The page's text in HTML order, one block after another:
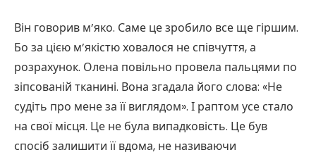
Він говорив м’яко. Саме це зробило все ще гіршим.
Бо за цією м’якістю ховалося не співчуття, а
розрахунок. Олена повільно провела пальцями по
зіпсованій тканині. Вона згадала його слова: «Не
судіть про мене за її виглядом». І раптом усе стало
на свої місця. Це не була випадковість. Це був
спосіб залишити її вдома, не називаючи